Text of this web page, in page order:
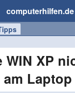
computerhilfen.de
WIN XP
Laptop